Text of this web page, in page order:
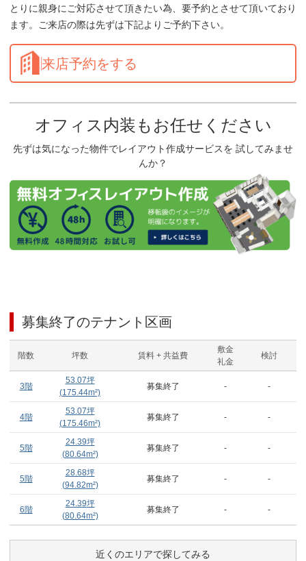
とりに親身にご対応させて頂きたい為、要予約とさせて頂いており
ます。ご来店の際は先ずは下記よりご予約下さい。
来店予約をする
オフィス内装もお任せください
先ずは気になった物件でレイアウト作成サービスを 試してみませ
んか？
募集終了のテナント区画
階数 坪数 賃料 + 共益費
敷金
礼金
検討
3階
53.07坪
(175.44m²)
募集終了 - -
4階
53.07坪
(175.46m²)
募集終了 - -
5階
24.39坪
(80.64m²)
募集終了 - -
5階
28.68坪
(94.82m²)
募集終了 - -
6階
24.39坪
(80.64m²)
募集終了 - -
近くのエリアで探してみる